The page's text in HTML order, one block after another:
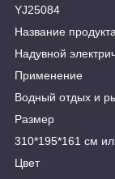
YJ25084
Название
Надувной
Применение
Водный отдых и
Размер
310*195*161 см
Цвет